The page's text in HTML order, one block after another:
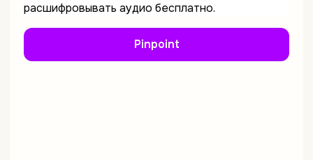
расшифровывать аудио бесплатно.
Pinpoint